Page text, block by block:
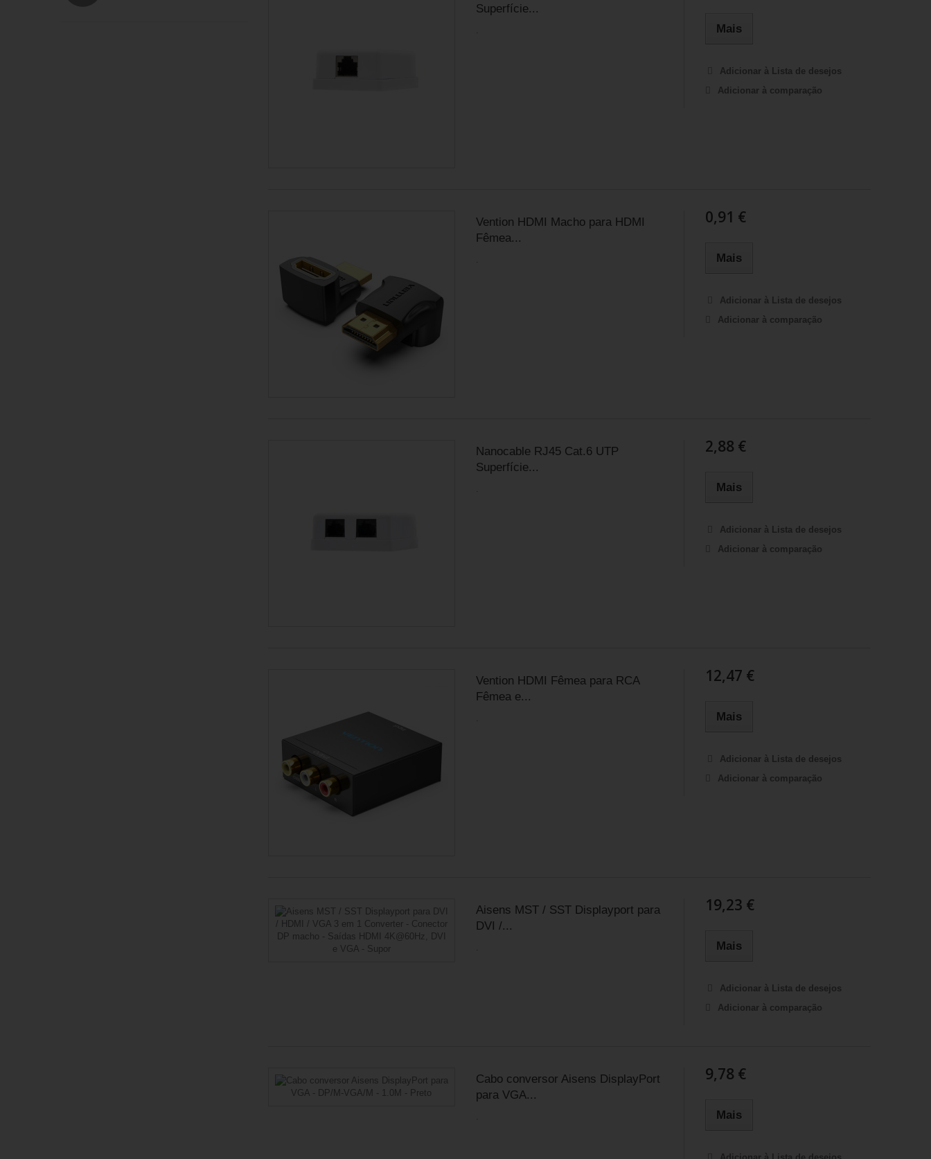
Superfície...
Mais
Adicionar à Lista de desejos
Adicionar à comparação
Vention HDMI Macho para HDMI
Fêmea...
0,91 €
Mais
Adicionar à Lista de desejos
Adicionar à comparação
Nanocable RJ45 Cat.6 UTP
Superfície...
2,88 €
Mais
Adicionar à Lista de desejos
Adicionar à comparação
Vention HDMI Fêmea para RCA
Fêmea e...
12,47 €
Mais
Adicionar à Lista de desejos
Adicionar à comparação
Aisens MST / SST Displayport para
DVI /...
19,23 €
Mais
Adicionar à Lista de desejos
Adicionar à comparação
Cabo conversor Aisens DisplayPort
para VGA...
9,78 €
Mais